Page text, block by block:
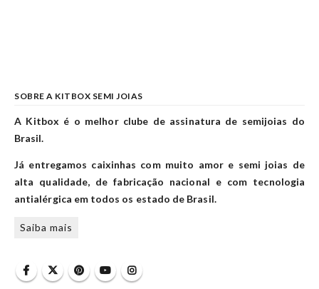
SOBRE A KITBOX SEMI JOIAS
A Kitbox é o melhor clube de assinatura de semijoias do
Brasil.
Já entregamos caixinhas com muito amor e semi joias de
alta qualidade, de fabricação nacional e com tecnologia
antialérgica em todos os estado de Brasil.
Saiba mais